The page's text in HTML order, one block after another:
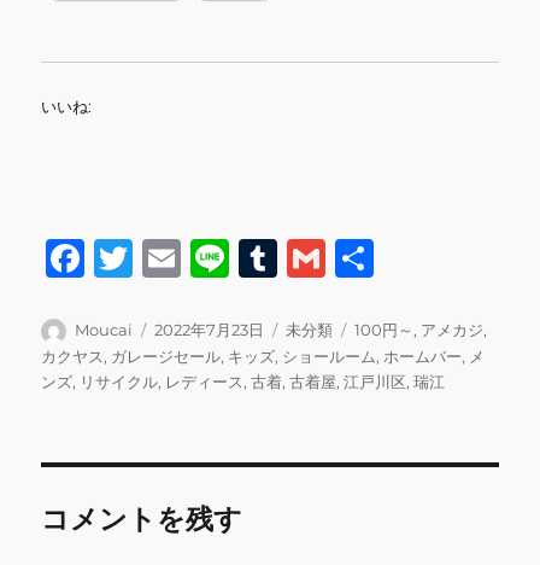
いいね:
F
c
e
o
k
T
it
te
E
ai
l
Li
e
T
m
bl
G
ai
l
投
稿
者
Moucai
投
稿
日:
2022年7月23日
カ
テ
ゴ
未分類
タ
グ
100円～, アメカジ,
カクヤス, ガレージセール, キッズ, ショールーム, ホームバー, メ
ンズ, リサイクル, レディース,古着,古着屋,江戸川区,瑞江
コメントを残す